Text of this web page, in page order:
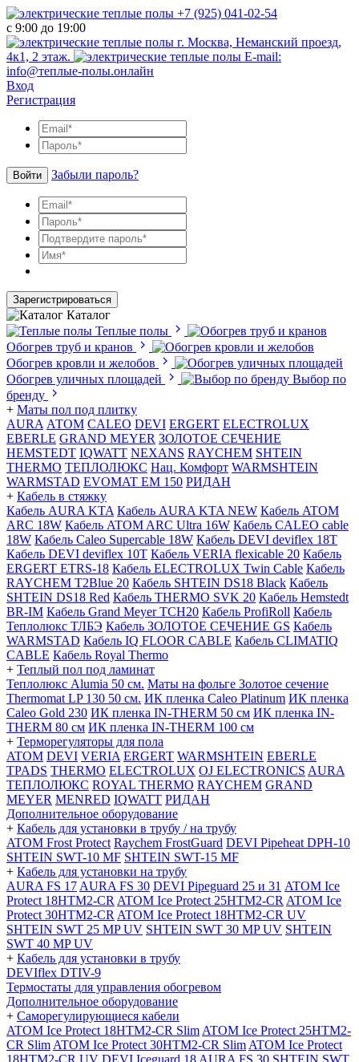
+7 (925) 041-02-54
с 9:00 до 19:00
г. Москва, Неманский проезд,
4к1, 2 этаж.
E-mail:
info@теплые-полы.онлайн
Вход
Регистрация
Войти Забыли пароль?
Зарегистрироваться
Каталог
Теплые полы
Обогрев труб и кранов
Обогрев кровли и желобов
Обогрев уличных площадей
Выбор по
бренду
+ Маты пол под плитку
AURA АТОМ CALEO DEVI ERGERT ELECTROLUX
EBERLE GRAND MEYER ЗОЛОТОЕ СЕЧЕНИЕ
HEMSTEDT IQWATT NEXANS RAYCHEM SHTEIN
THERMO ТЕПЛОЛЮКС Нац. Комфорт WARMSHTEIN
WARMSTAD EVOMAT EM 150 РИДАН
+ Кабель в стяжку
Кабель AURA KTA Кабель AURA KTA NEW Кабель ATOM
ARC 18W Кабель ATOM ARC Ultra 16W Кабель CALEO cable
18W Кабель Caleo Supercable 18W Кабель DEVI deviflex 18T
Кабель DEVI deviflex 10T Кабель VERIA flexicable 20 Кабель
ERGERT ETRS-18 Кабель ELECTROLUX Twin Cable Кабель
RAYCHEM T2Blue 20 Кабель SHTEIN DS18 Black Кабель
SHTEIN DS18 Red Кабель THERMO SVK 20 Кабель Hemstedt
BR-IM Кабель Grand Meyer TCH20 Кабель ProfiRoll Кабель
Теплолюкс ТЛБЭ Кабель ЗОЛОТОЕ СЕЧЕНИЕ GS Кабель
WARMSTAD Кабель IQ FLOOR CABLE Кабель CLIMATIQ
CABLE Кабель Royal Thermo
+ Теплый пол под ламинат
Теплолюкс Alumia 50 см. Маты на фольге Золотое сечение
Thermomat LP 130 50 cм. ИК пленка Caleo Platinum ИК пленка
Caleo Gold 230 ИК пленка IN-THERM 50 см ИК пленка IN-
THERM 80 см ИК пленка IN-THERM 100 см
+ Терморегуляторы для пола
ATOM DEVI VERIA ERGERT WARMSHTEIN EBERLE
TPADS THERMO ELECTROLUX OJ ELECTRONICS AURA
ТЕПЛОЛЮКС ROYAL THERMO RAYCHEM GRAND
MEYER MENRED IQWATT РИДАН
Дополнительное оборудование
+ Кабель для установки в трубу / на трубу
ATOM Frost Protect Raychem FrostGuard DEVI Pipeheat DPH-10
SHTEIN SWT-10 MF SHTEIN SWT-15 MF
+ Кабель для установки на трубу
AURA FS 17 AURA FS 30 DEVI Pipeguard 25 и 31 ATOM Ice
Protect 18HTM2-CR ATOM Ice Protect 25HTM2-CR ATOM Ice
Protect 30HTM2-CR ATOM Ice Protect 18HTM2-CR UV
SHTEIN SWT 25 MP UV SHTEIN SWT 30 MP UV SHTEIN
SWT 40 MP UV
+ Кабель для установки в трубу
DEVIflex DTIV-9
Термостаты для управления обогревом
Дополнительное оборудование
+ Саморегулирующиеся кабели
ATOM Ice Protect 18HTM2-CR Slim ATOM Ice Protect 25HTM2-
CR Slim ATOM Ice Protect 30HTM2-CR Slim ATOM Ice Protect
18HTM2-CR UV DEVI Iceguard 18 AURA FS 30 SHTEIN SWT